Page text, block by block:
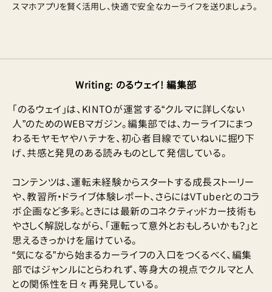
スマホアプリを賢く活用し、快適で安全なカーライフを送りましょう。
Writing: のるウェイ! 編集部
「のるウェイ」は、KINTOが運営する“クルマに詳しくない
人”のためのWEBマガジン。編集部では、カーライフにまつ
わるモヤモヤやハテナを、初心者目線でていねいに掘り下
げ、共感と発見のある読みものとして発信している。
コンテンツは、運転未経験からスタートする成長ストーリー
や、教習所・ドライブ体験レポート、さらにはVTuberとのコラ
ボ企画など多彩。ときには最新のコネクティッドカー技術も
やさしく解説しながら、「運転って意外とおもしろいかも？」と
思えるきっかけを届けている。
“気になる”から始まるカーライフの入口をつくるべく、編集
部ではジャンルにとらわれず、等身大の視点でクルマと人
との関係性を日々再発見している。